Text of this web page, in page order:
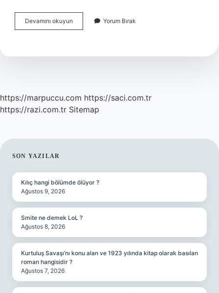
Devamını okuyun Kargalar
Ne
Yorum Bırak
https://marpuccu.com https://saci.com.tr
https://razi.com.tr Sitemap
SIDEBAR
SON YAZILAR
Kılıç hangi bölümde ölüyor ?
Ağustos 9, 2026
Smite ne demek LoL ?
Ağustos 8, 2026
Kurtuluş Savaşı’nı konu alan ve 1923 yılında kitap olarak basılan
roman hangisidir ?
Ağustos 7, 2026